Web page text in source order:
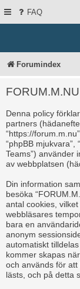
FAQ
Forumindex
Denna policy
partners (hädanefter
“https://
“phpBB mjukvara”,
Teams”) använder
av webbplatsen
Din information
besöka
antal cookies,
webbläsares
bara en
anonym
automatiskt
kommer skapas
och används för
lästs, och på detta